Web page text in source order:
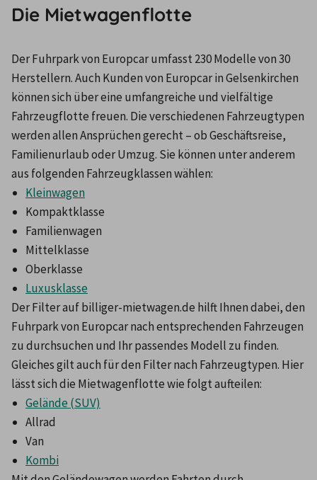
Die Mietwagenflotte
Der Fuhrpark von Europcar umfasst 230 Modelle von 30
Herstellern. Auch Kunden von Europcar in Gelsenkirchen
können sich über eine umfangreiche und vielfältige
Fahrzeugflotte freuen. Die verschiedenen Fahrzeugtypen
werden allen Ansprüchen gerecht – ob Geschäftsreise,
Familienurlaub oder Umzug. Sie können unter anderem
aus folgenden Fahrzeugklassen wählen:
Kleinwagen
Kompaktklasse
Familienwagen
Mittelklasse
Oberklasse
Luxusklasse
Der Filter auf billiger-mietwagen.de hilft Ihnen dabei, den
Fuhrpark von Europcar nach entsprechenden Fahrzeugen
zu durchsuchen und Ihr passendes Modell zu finden.
Gleiches gilt auch für den Filter nach Fahrzeugtypen. Hier
lässt sich die Mietwagenflotte wie folgt aufteilen:
Gelände (SUV)
Allrad
Van
Kombi